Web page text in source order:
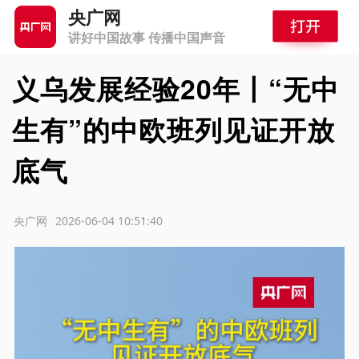
央广网
讲好中国故事 传播中国声音
义乌发展经验20年丨“无中
生有”的中欧班列见证开放
底气
2026-06-04 10:51:40
央广网